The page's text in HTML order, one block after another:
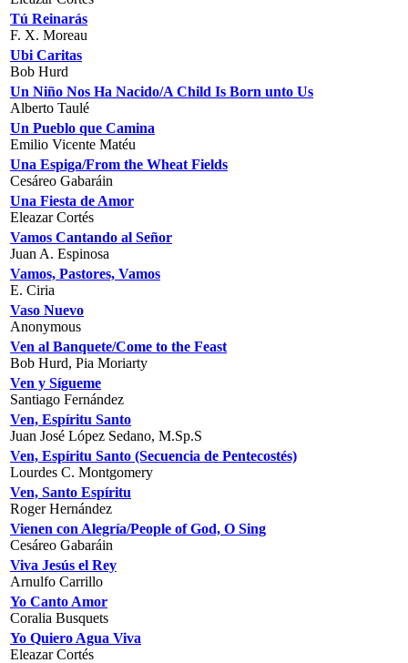
Tú Reinarás
F. X. Moreau
Ubi Caritas
Bob Hurd
Un Niño Nos Ha Nacido/A Child Is Born unto Us
Alberto Taulé
Un Pueblo que Camina
Emilio Vicente Matéu
Una Espiga/From the Wheat Fields
Cesáreo Gabaráin
Una Fiesta de Amor
Eleazar Cortés
Vamos Cantando al Señor
Juan A. Espinosa
Vamos, Pastores, Vamos
E. Ciria
Vaso Nuevo
Anonymous
Ven al Banquete/Come to the Feast
Bob Hurd, Pia Moriarty
Ven y Sígueme
Santiago Fernández
Ven, Espíritu Santo
Juan José López Sedano, M.Sp.S
Ven, Espíritu Santo (Secuencia de Pentecostés)
Lourdes C. Montgomery
Ven, Santo Espíritu
Roger Hernández
Vienen con Alegría/People of God, O Sing
Cesáreo Gabaráin
Viva Jesús el Rey
Arnulfo Carrillo
Yo Canto Amor
Coralia Busquets
Yo Quiero Agua Viva
Eleazar Cortés